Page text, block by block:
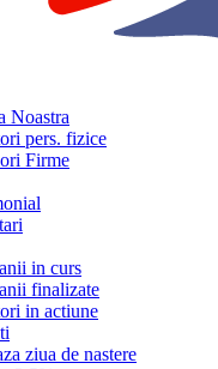
Noastra
pers. fizice
Firme
in curs
finalizate
in actiune
ziua de nastere